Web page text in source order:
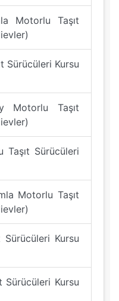
Motorlu Taşıt
Sürücüleri Kursu
Motorlu Taşıt
Taşıt Sürücüleri
Motorlu Taşıt
Kursu
Sürücüleri Kursu